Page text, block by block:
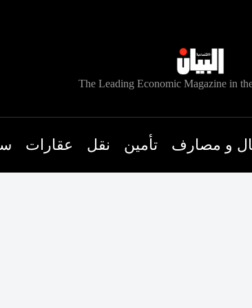
The Leading Economic Magazine in
و مصارف تأمين نقل عقارات